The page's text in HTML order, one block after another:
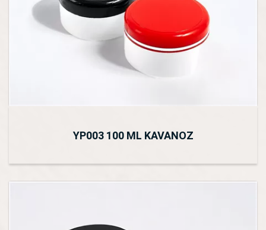
YP003 100 ML KAVANOZ